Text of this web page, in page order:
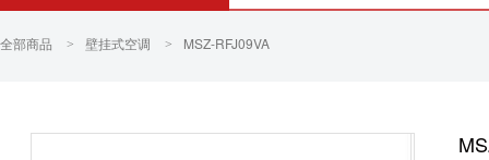
全部商品 > 壁挂式空调 > MSZ-RFJ09VA